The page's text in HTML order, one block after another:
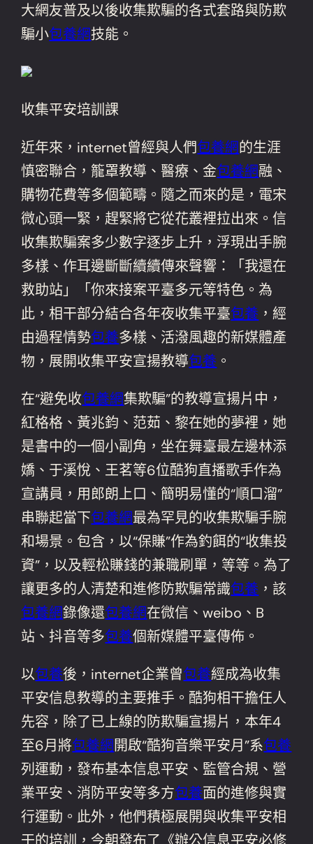
大網友普及以後收集欺騙的各式套路與防欺
騙小包養網技能。
收集平安培訓課
近年來，internet曾經與人們包養網的生涯
慎密聯合，籠罩教導、醫療、金包養網融、
購物花費等多個範疇。隨之而來的是，電宋
微心頭一緊，趕緊將它從花叢裡拉出來。信
收集欺騙案多少數字逐步上升，浮現出手腕
多樣、作耳邊斷斷續續傳來聲響：「我還在
救助站」「你來接案平臺多元等特色。為
此，相干部分結合各年夜收集平臺包養 ，經
由過程情勢包養多樣、活潑風趣的新媒體產
物，展開收集平安宣揚教導包養 。
在“避免收包養網集欺騙”的教導宣揚片中，
紅格格、黃兆鈞、范茹、黎在她的夢裡，她
是書中的一個小副角，坐在舞臺最左邊林添
嬌、于溪悅、王茗等6位酷狗直播歌手作為
宣講員，用郎朗上口、簡明易懂的“順口溜”
串聯起當下包養網最為罕見的收集欺騙手腕
和場景。包含，以“保賺”作為釣餌的“收集投
資”，以及輕松賺錢的兼職刷單，等等。為了
讓更多的人清楚和進修防欺騙常識包養 ，該
包養網錄像還包養網在微信、weibo、B
站、抖音等多包養個新媒體平臺傳佈。
以包養後，internet企業曾包養經成為收集
平安信息教導的主要推手。酷狗相干擔任人
先容，除了已上線的防欺騙宣揚片，本年4
至6月將包養網開啟“酷狗音樂平安月”系包養
列運動，發布基本信息平安、監管合規、營
業平安、消防平安等多方包養面的進修與實
行運動。此外，他們積極展開與收集平安相